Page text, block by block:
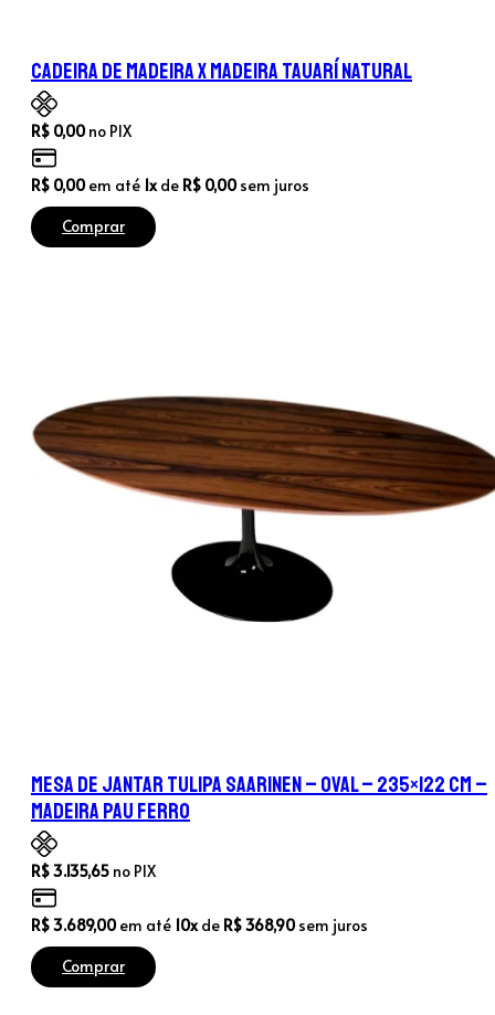
Cadeira de Madeira X Madeira Tauarí Natural
R$ 0,00no PIX
R$ 0,00em até 1x de R$ 0,00sem juros
Comprar
Mesa de Jantar Tulipa Saarinen – Oval – 235×122 cm –
Madeira Pau Ferro
R$3.135,65 no PIX
R$3.689,00em até 10x de R$368,90sem juros
Comprar